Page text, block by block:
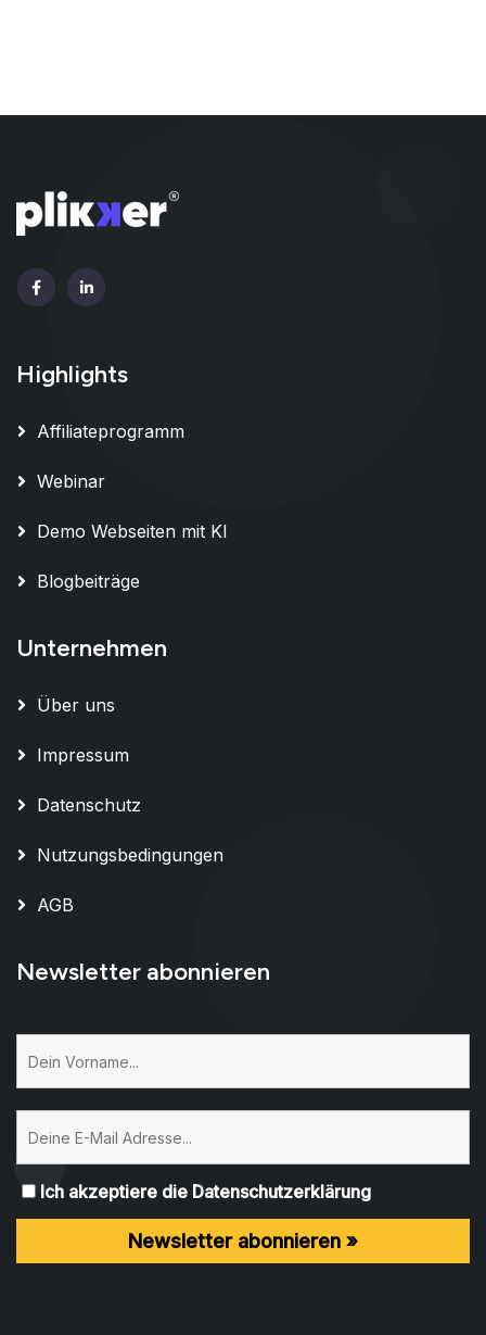
Highlights
Affiliateprogramm
Webinar
Demo Webseiten mit KI
Blogbeiträge
Unternehmen
Über uns
Impressum
Datenschutz
Nutzungsbedingungen
AGB
Newsletter abonnieren
Ich akzeptiere die Datenschutzerklärung